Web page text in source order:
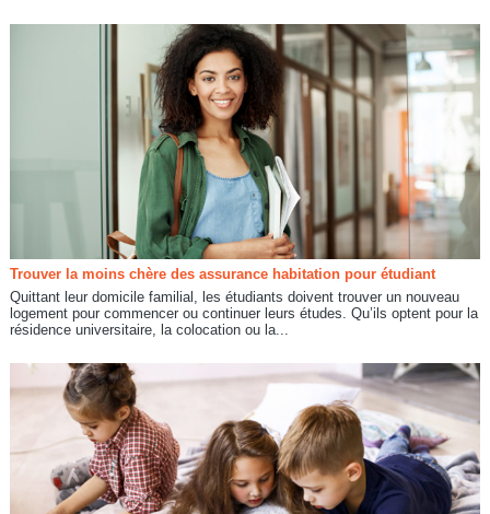
Trouver la moins chère des assurance habitation pour étudiant
Quittant leur domicile familial, les étudiants doivent trouver un nouveau
logement pour commencer ou continuer leurs études. Qu’ils optent pour la
résidence universitaire, la colocation ou la...